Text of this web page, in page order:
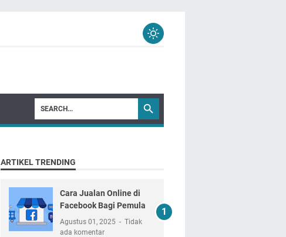
ARTIKEL TRENDING
Cara Jualan Online di
Facebook Bagi Pemula
Agustus 01, 2025
Tidak
ada komentar